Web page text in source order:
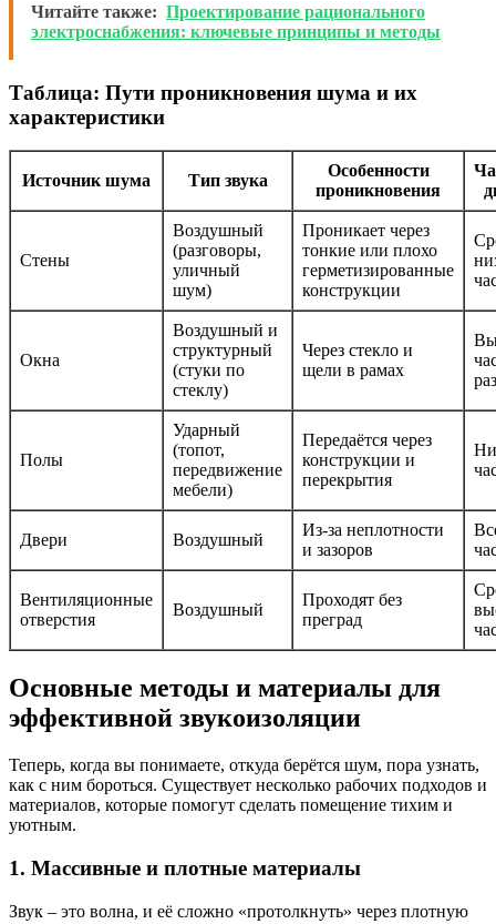
Читайте также: Проектирование рационального
электроснабжения: ключевые принципы и методы
Таблица: Пути проникновения шума и их
характеристики
Источник шума Тип звука
Особенности
проникновения
Стены
Воздушный
(разговоры,
уличный
шум)
Проникает через
тонкие или плохо
герметизированные
конструкции
Окна
Воздушный и
структурный
(стуки по
стеклу)
Через стекло и
щели в рамах
Полы
Ударный
(топот,
передвижение
мебели)
Передаётся через
конструкции и
перекрытия
Двери Воздушный
Из-за неплотности
и зазоров
Вентиляционные
отверстия
Воздушный
Проходят без
преград
Основные методы и материалы для
эффективной звукоизоляции
Теперь, когда вы понимаете, откуда берётся шум, пора узнать,
как с ним бороться. Существует несколько рабочих подходов и
материалов, которые помогут сделать помещение тихим и
уютным.
1. Массивные и плотные материалы
Звук – это волна, и её сложно «протолкнуть» через плотную